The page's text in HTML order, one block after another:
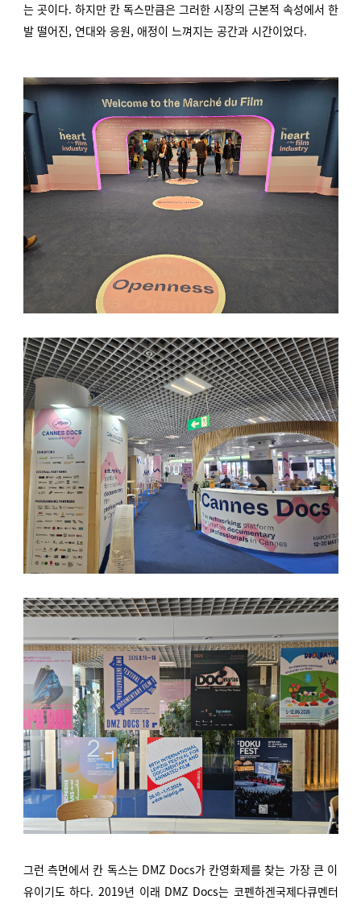
는 곳이다. 하지만 칸 독스만큼은 그러한 시장의 근본적 속성에서 한
발 떨어진, 연대와 응원, 애정이 느껴지는 공간과 시간이었다.
그런 측면에서 칸 독스는 DMZ Docs가 칸영화제를 찾는 가장 큰 이
유이기도 하다. 2019년 이래 DMZ Docs는 코펜하겐국제다큐멘터